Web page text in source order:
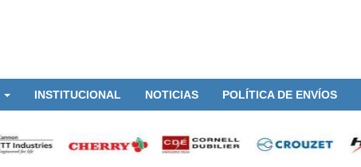
INSTITUCIONAL NOTICIAS POLÍTICA DE ENVÍOS